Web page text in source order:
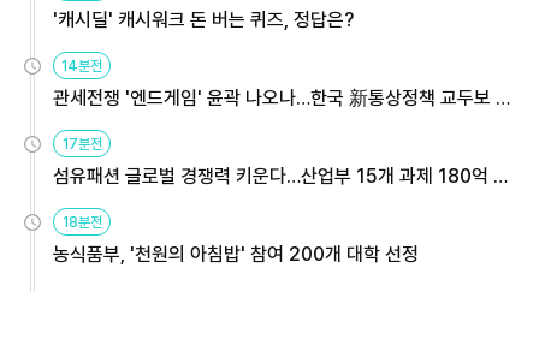
'캐시딜' 캐시워크 돈 버는 퀴즈, 정답은?
14분전
관세전쟁 '엔드게임' 윤곽 나오나…한국 新통상정책 교두보 활
17분전
섬유패션 글로벌 경쟁력 키운다…산업부 15개 과제 180억 지
18분전
농식품부, '천원의 아침밥' 참여 200개 대학 선정